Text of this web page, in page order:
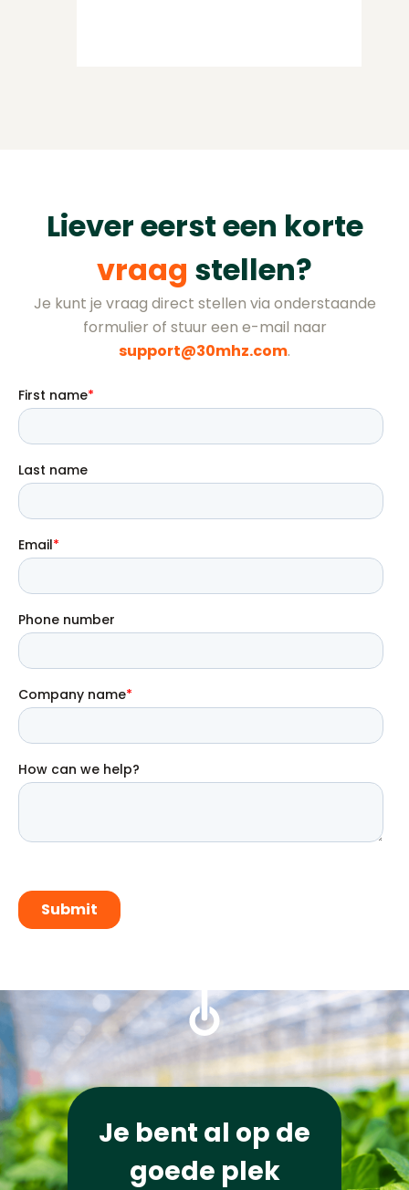
Liever eerst een korte
vraag stellen?
Je kunt je vraag direct stellen via onderstaande
formulier of stuur een e-mail naar
support@30mhz.com.
Je bent al op de
goede plek